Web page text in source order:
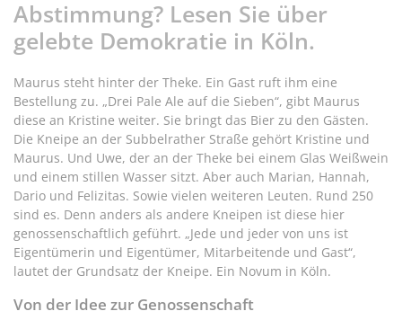
Abstimmung? Lesen Sie über
gelebte Demokratie in Köln.
Maurus steht hinter der Theke. Ein Gast ruft ihm eine
Bestellung zu. „Drei Pale Ale auf die Sieben“, gibt Maurus
diese an Kristine weiter. Sie bringt das Bier zu den Gästen.
Die Kneipe an der Subbelrather Straße gehört Kristine und
Maurus. Und Uwe, der an der Theke bei einem Glas Weißwein
und einem stillen Wasser sitzt. Aber auch Marian, Hannah,
Dario und Felizitas. Sowie vielen weiteren Leuten. Rund 250
sind es. Denn anders als andere Kneipen ist diese hier
genossenschaftlich geführt. „Jede und jeder von uns ist
Eigentümerin und Eigentümer, Mitarbeitende und Gast“,
lautet der Grundsatz der Kneipe. Ein Novum in Köln.
Von der Idee zur Genossenschaft